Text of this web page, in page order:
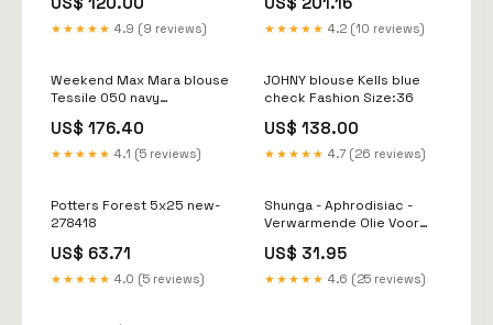
★★★★★ 4.9 (9 reviews) ★★★★★ 4.2 (10 reviews)
Weekend Max Mara blouse
Tessile 050 navy
US$ 176.40
★★★★★ 4.1 (5 reviews)
JOHNY blouse Kells blue
check Fashion Size:36
US$ 138.00
★★★★★ 4.7 (26 reviews)
Potters Forest 5x25 new-
278418
US$ 63.71
★★★★★ 4.0 (5 reviews)
Shunga - Aphrodisiac -
Verwarmende Olie Voor
Kussen/Likken - Exotic
Green Tea G-spot Dildo's
US$ 31.95
★★★★★ 4.6 (25 reviews)